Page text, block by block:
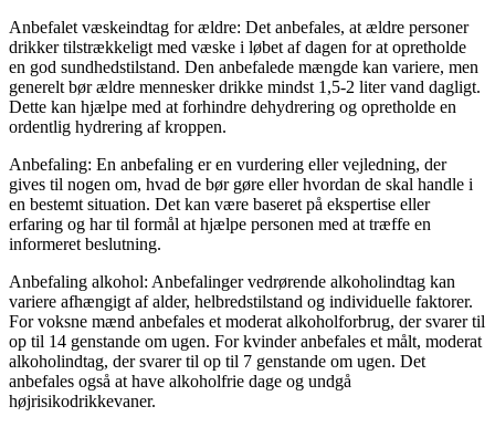
Anbefalet væskeindtag for ældre: Det anbefales, at ældre personer
drikker tilstrækkeligt med væske i løbet af dagen for at opretholde
en god sundhedstilstand. Den anbefalede mængde kan variere, men
generelt bør ældre mennesker drikke mindst 1,5-2 liter vand dagligt.
Dette kan hjælpe med at forhindre dehydrering og opretholde en
ordentlig hydrering af kroppen.
Anbefaling: En anbefaling er en vurdering eller vejledning, der
gives til nogen om, hvad de bør gøre eller hvordan de skal handle i
en bestemt situation. Det kan være baseret på ekspertise eller
erfaring og har til formål at hjælpe personen med at træffe en
informeret beslutning.
Anbefaling alkohol: Anbefalinger vedrørende alkoholindtag kan
variere afhængigt af alder, helbredstilstand og individuelle faktorer.
For voksne mænd anbefales et moderat alkoholforbrug, der svarer til
op til 14 genstande om ugen. For kvinder anbefales et målt, moderat
alkoholindtag, der svarer til op til 7 genstande om ugen. Det
anbefales også at have alkoholfrie dage og undgå
højrisikodrikkevaner.